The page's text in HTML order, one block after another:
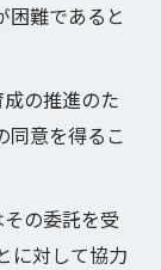
困難であると
の推進のた
同意を得るこ
の委託を受
に対して協力